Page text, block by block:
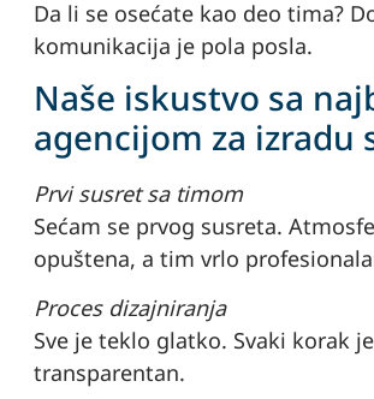
Da li se osećate kao deo tima?
komunikacija je pola posla.
Naše iskustvo sa
agencijom za izradu
Prvi susret sa timom
Sećam se prvog susreta.
opuštena, a tim vrlo
Proces dizajniranja
Sve je teklo glatko. Svaki korak
transparentan.